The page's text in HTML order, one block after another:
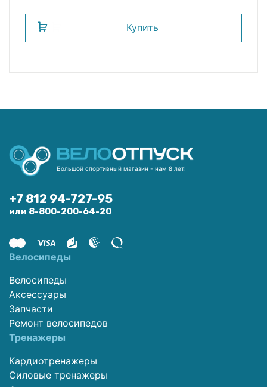
Купить
Большой спортивный магазин - нам 8 лет!
+7 812 94-727-95
или 8-800-200-64-20
Велосипеды
Велосипеды
Аксессуары
Запчасти
Ремонт велосипедов
Тренажеры
Кардиотренажеры
Силовые тренажеры